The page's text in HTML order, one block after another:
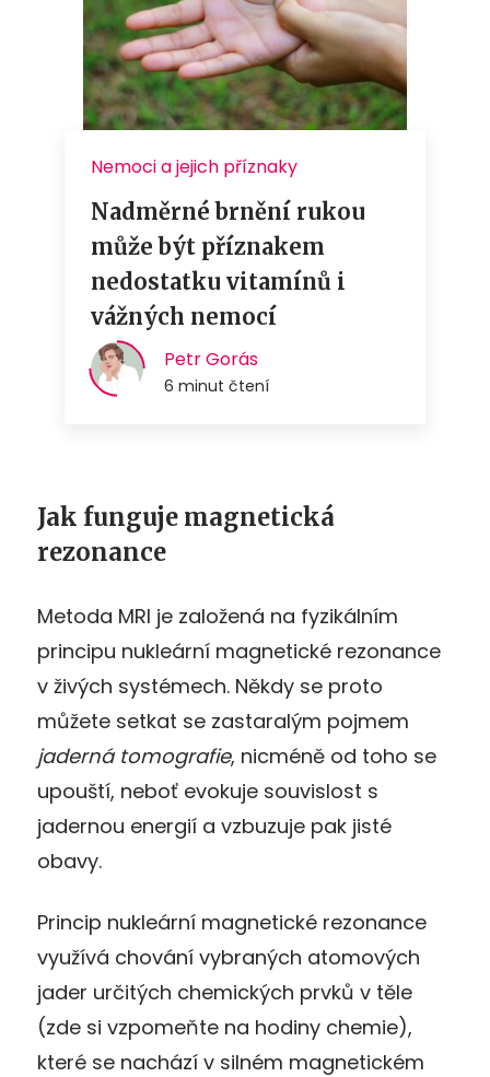
Jak funguje magnetická
rezonance
Metoda MRI je založená na fyzikálním
principu nukleární magnetické rezonance
v živých systémech. Někdy se proto
můžete setkat se zastaralým pojmem
jaderná tomografie, nicméně od toho se
upouští, neboť evokuje souvislost s
jadernou energií a vzbuzuje pak jisté
obavy.
Princip nukleární magnetické rezonance
využívá chování vybraných atomových
jader určitých chemických prvků v těle
(zde si vzpomeňte na hodiny chemie),
které se nachází v silném magnetickém